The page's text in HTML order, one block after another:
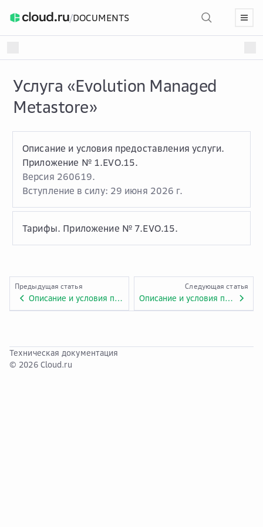
/DOCUMENTS
Услуга «Evolution Managed
Metastore»
Описание и условия предоставления услуги.
Приложение № 1.EVO.15.
Версия 260619.
Вступление в силу: 29 июня 2026 г.
Тарифы. Приложение № 7.EVO.15.
Предыдущая статья
Описание и условия предоставления услуги «Evolution Managed Trino». Приложение № 1.EVO.14.
Следующая статья
Описание и условия предоставления услуги «Evolution Managed Metastore». Приложение № 1.EVO.15.
Техническая документация
© 2026 Cloud.ru